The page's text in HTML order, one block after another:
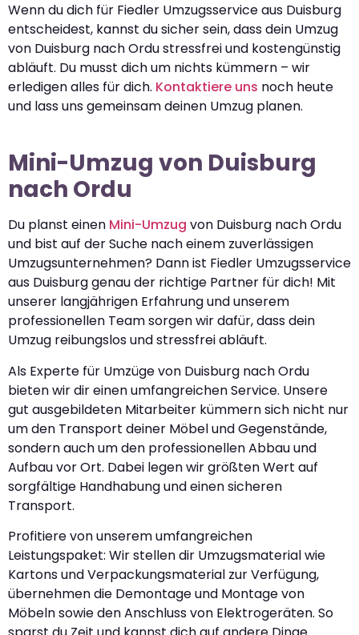
Wenn du dich für Fiedler Umzugsservice aus Duisburg
entscheidest, kannst du sicher sein, dass dein Umzug
von Duisburg nach Ordu stressfrei und kostengünstig
abläuft. Du musst dich um nichts kümmern – wir
erledigen alles für dich. Kontaktiere uns noch heute
und lass uns gemeinsam deinen Umzug planen.
Mini-Umzug von Duisburg
nach Ordu
Du planst einen Mini-Umzug von Duisburg nach Ordu
und bist auf der Suche nach einem zuverlässigen
Umzugsunternehmen? Dann ist Fiedler Umzugsservice
aus Duisburg genau der richtige Partner für dich! Mit
unserer langjährigen Erfahrung und unserem
professionellen Team sorgen wir dafür, dass dein
Umzug reibungslos und stressfrei abläuft.
Als Experte für Umzüge von Duisburg nach Ordu
bieten wir dir einen umfangreichen Service. Unsere
gut ausgebildeten Mitarbeiter kümmern sich nicht nur
um den Transport deiner Möbel und Gegenstände,
sondern auch um den professionellen Abbau und
Aufbau vor Ort. Dabei legen wir größten Wert auf
sorgfältige Handhabung und einen sicheren
Transport.
Profitiere von unserem umfangreichen
Leistungspaket: Wir stellen dir Umzugsmaterial wie
Kartons und Verpackungsmaterial zur Verfügung,
übernehmen die Demontage und Montage von
Möbeln sowie den Anschluss von Elektrogeräten. So